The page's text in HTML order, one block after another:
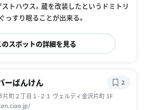
トハウス。蔵を改装したというドミトリ
っすり眠ることが出来る。
のスポットの詳細を見る
ーばんけん
片町２丁目１-２１ ヴェルディ金沢片町 1F
2